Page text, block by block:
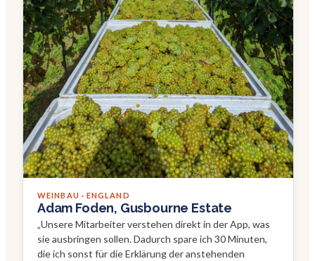
WEINBAU · ENGLAND
Adam Foden, Gusbourne Estate
„Unsere Mitarbeiter verstehen direkt in der App, was
sie ausbringen sollen. Dadurch spare ich 30 Minuten,
die ich sonst für die Erklärung der anstehenden